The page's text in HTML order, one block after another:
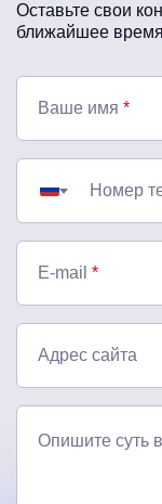
Оставьте свои
ближайшее
Ваше имя *
Номер
E-mail *
Адрес сайта
Опишите суть